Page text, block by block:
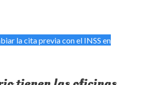
la cita previa con el INSS en